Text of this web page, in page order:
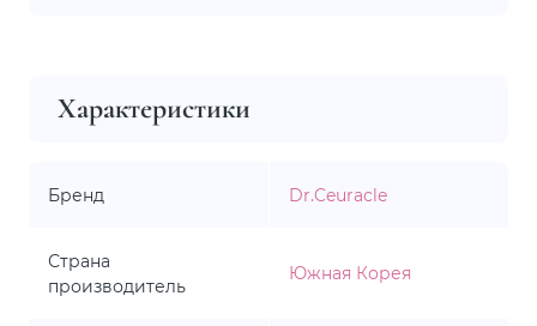
Характеристики
Бренд Dr.Ceuracle
Страна
производитель
Южная Корея